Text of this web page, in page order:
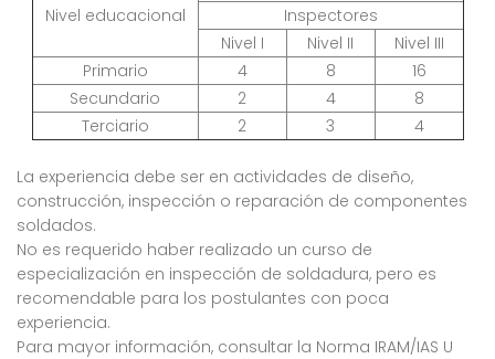
Nivel educacional
Inspectores
Nivel I
Nivel II
Nivel III
Primario
4 8
16
Secundario
2 4
8
Terciario
2 3 4
La experiencia debe ser en actividades de diseño,
construcción, inspección o reparación de componentes
soldados.
No es requerido haber realizado un curso de
especialización en inspección de soldadura, pero es
recomendable para los postulantes con poca
experiencia.
Para mayor información, consultar la Norma IRAM/IAS U